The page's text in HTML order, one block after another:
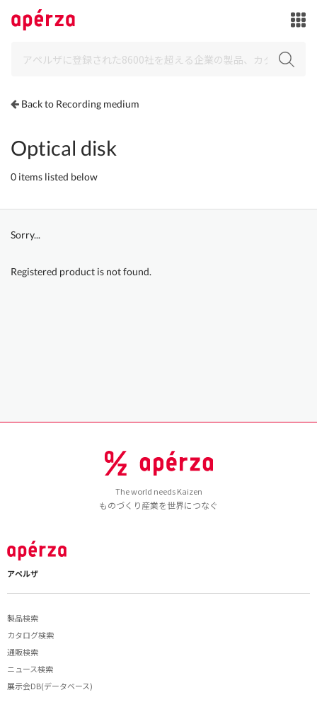
Back to Recording medium
Optical disk
0 items listed below
Sorry...
Registered product is not found.
The world needs Kaizen
ものづくり産業を世界につなぐ
アペルザ
製品検索
カタログ検索
通販検索
ニュース検索
展示会DB(データベース)